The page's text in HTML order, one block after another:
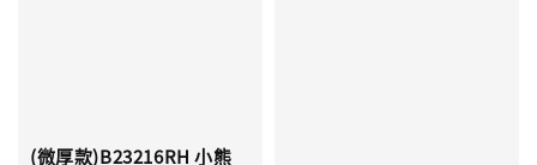
(微厚款)B23216RH 小熊